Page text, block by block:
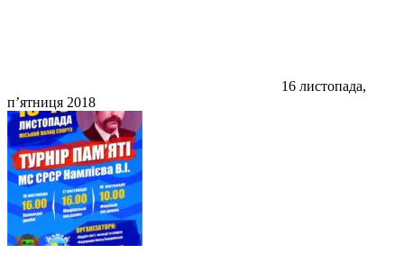
16 листопада,
п’ятниця 2018